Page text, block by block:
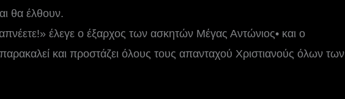
θα έλθουν.
έλεγε ο έξαρχος των ασκητών Μέγας Αντώνιος• και ο
και προστάζει όλους τους απανταχού Χριστιανούς όλων των